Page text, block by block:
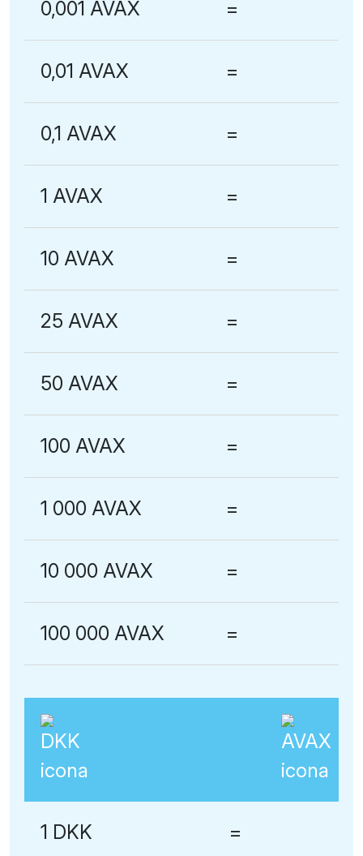
0,001 AVAX =
0,01 AVAX =
0,1 AVAX =
1 AVAX =
10 AVAX =
25 AVAX =
50 AVAX =
100 AVAX =
1 000 AVAX =
10 000 AVAX =
100 000 AVAX =
1 DKK =